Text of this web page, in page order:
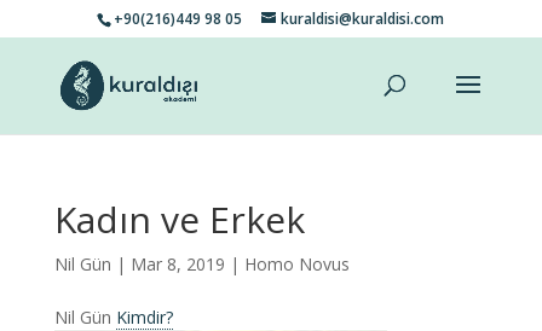
+90(216)449 98 05 kuraldisi@kuraldisi.com
Kadın ve Erkek
Nil Gün | Mar 8, 2019 | Homo Novus
Nil Gün Kimdir?